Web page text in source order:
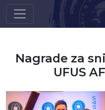
Skip to main content
Nagrade za
UFUS